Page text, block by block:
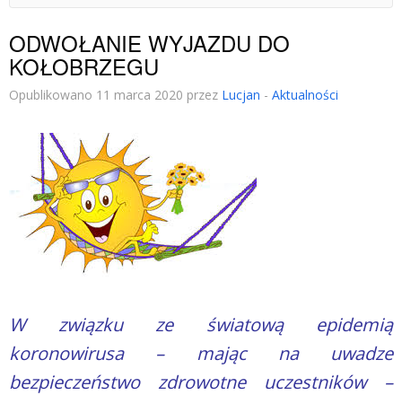
ODWOŁANIE WYJAZDU DO
KOŁOBRZEGU
Opublikowano 11 marca 2020 przez Lucjan - Aktualności
W związku ze światową epidemią
koronowirusa – mając na uwadze
bezpieczeństwo zdrowotne uczestników –